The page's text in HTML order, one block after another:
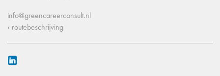
info@greencareerconsult.nl
› routebeschrijving